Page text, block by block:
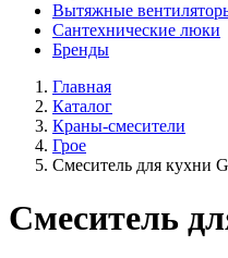
Вытяжные
Сантехнические люки
Бренды
Главная
Каталог
Краны-смесители
Грое
Смеситель для кухни
Смеситель